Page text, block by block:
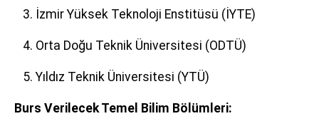
İzmir Yüksek Teknoloji Enstitüsü (İYTE)
Orta Doğu Teknik Üniversitesi (ODTÜ)
Yıldız Teknik Üniversitesi (YTÜ)
Burs Verilecek Temel Bilim Bölümleri: